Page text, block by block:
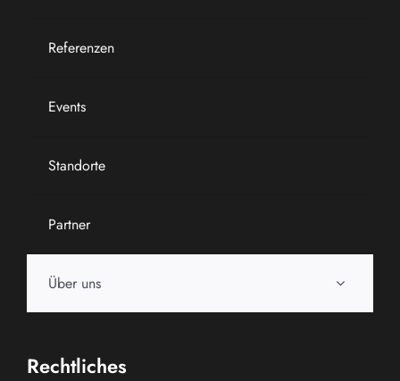
Referenzen
Events
Standorte
Partner
Über uns
Rechtliches